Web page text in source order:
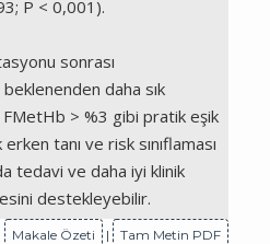
P < 0,001).
sonrası
daha sık
> %3 gibi pratik eşik
tanı ve risk sınıflaması
tedavi ve daha iyi klinik
destekleyebilir.
Makale Özeti | Tam Metin PDF